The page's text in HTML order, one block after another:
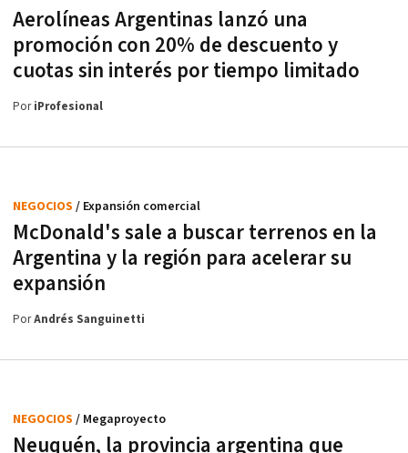
Aerolíneas Argentinas lanzó una
promoción con 20% de descuento y
cuotas sin interés por tiempo limitado
PoriProfesional
McDonald's sale a buscar terrenos en la
Argentina y la región para acelerar su
expansión
NEGOCIOS / Expansión comercial
PorAndrés Sanguinetti
Neuquén, la provincia argentina que
NEGOCIOS / Megaproyecto